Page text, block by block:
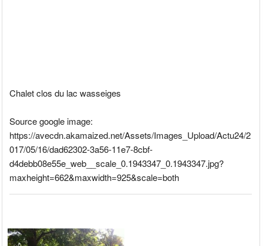
Chalet clos du lac wasseiges
Source google image:
https://avecdn.akamaized.net/Assets/Images_Upload/Actu24/2
017/05/16/dad62302-3a56-11e7-8cbf-
d4debb08e55e_web__scale_0.1943347_0.1943347.jpg?
maxheight=662&maxwidth=925&scale=both